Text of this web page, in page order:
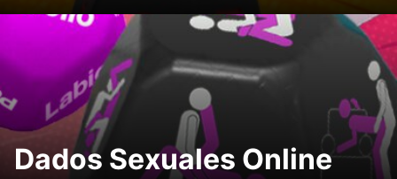
Dados Sexuales Online